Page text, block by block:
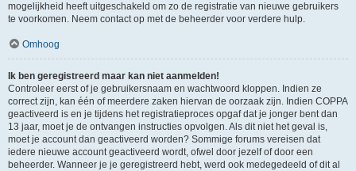
mogelijkheid heeft uitgeschakeld om zo de registratie van nieuwe gebruikers
te voorkomen. Neem contact op met de beheerder voor verdere hulp.
Omhoog
Ik ben geregistreerd maar kan niet aanmelden!
Controleer eerst of je gebruikersnaam en wachtwoord kloppen. Indien ze
correct zijn, kan één of meerdere zaken hiervan de oorzaak zijn. Indien COPPA
geactiveerd is en je tijdens het registratieproces opgaf dat je jonger bent dan
13 jaar, moet je de ontvangen instructies opvolgen. Als dit niet het geval is,
moet je account dan geactiveerd worden? Sommige forums vereisen dat
iedere nieuwe account geactiveerd wordt, ofwel door jezelf of door een
beheerder. Wanneer je je geregistreerd hebt, werd ook medegedeeld of dit al